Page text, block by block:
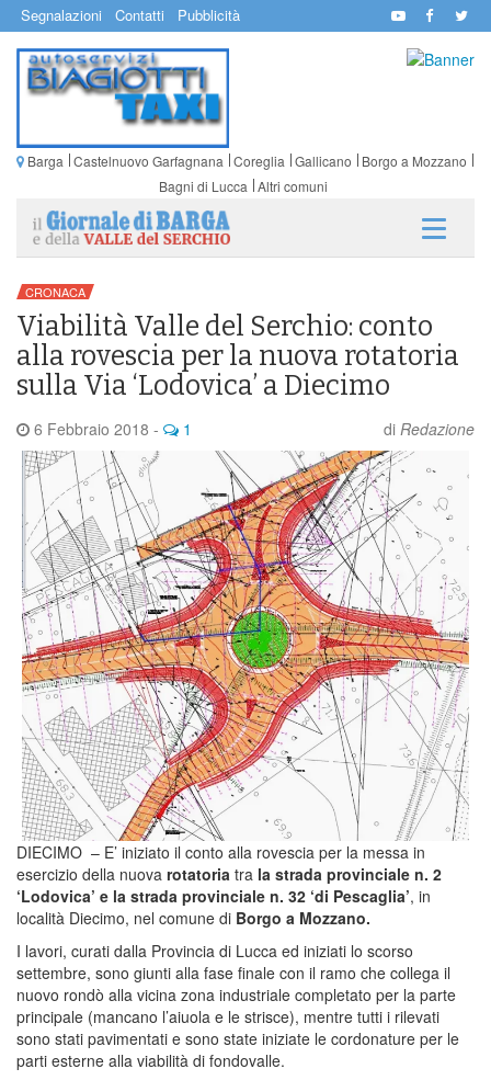
Segnalazioni Contatti Pubblicità
Barga Castelnuovo Garfagnana Coreglia Gallicano
Borgo a Mozzano
Bagni di Lucca Altri comuni
CRONACA
Viabilità Valle del Serchio: conto
alla rovescia per la nuova rotatoria
sulla Via ‘Lodovica’ a Diecimo
6 Febbraio 2018 - 1 di Redazione
DIECIMO – E’ iniziato il conto alla rovescia per la messa in
esercizio della nuova rotatoria tra la strada provinciale n. 2
‘Lodovica’ e la strada provinciale n. 32 ‘di Pescaglia’, in
località Diecimo, nel comune di Borgo a Mozzano.
I lavori, curati dalla Provincia di Lucca ed iniziati lo scorso
settembre, sono giunti alla fase finale con il ramo che collega il
nuovo rondò alla vicina zona industriale completato per la parte
principale (mancano l’aiuola e le strisce), mentre tutti i rilevati
sono stati pavimentati e sono state iniziate le cordonature per le
parti esterne alla viabilità di fondovalle.